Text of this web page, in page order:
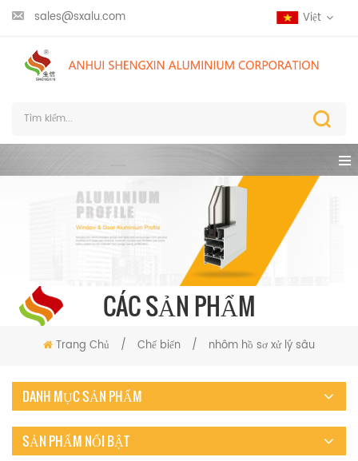
sales@sxalu.com Việt
CÁC SẢN PHẨM
Trang Chủ / Chế biến / nhôm hồ sơ xử lý sâu
DANH MỤC SẢN PHẨM
SẢN PHẨM NỔI BẬT